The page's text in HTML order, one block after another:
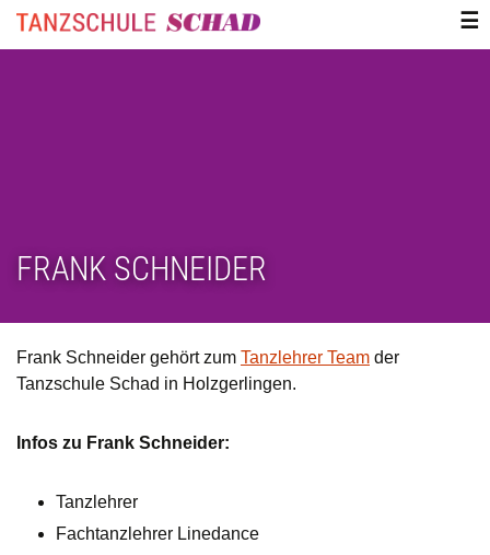
☰
ZUM
FRANK SCHNEIDER
Frank Schneider gehört zum Tanzlehrer Team der
Tanzschule Schad in Holzgerlingen.
Infos zu Frank Schneider:
Tanzlehrer
Fachtanzlehrer Linedance